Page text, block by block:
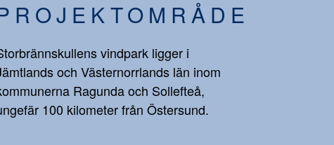
vindpark ligger i
och Västernorrlands län inom
Ragunda och Sollefteå,
100 kilometer från Östersund.